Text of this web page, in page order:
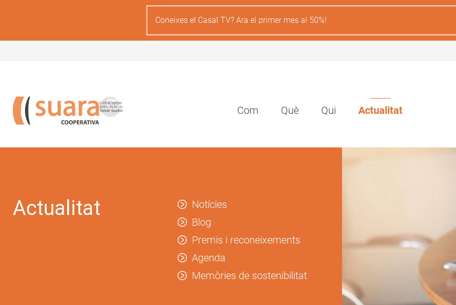
content
Coneixes el Casal TV? Ara el primer mes al 50%!
Navegación
principal
Com Què Qui Actualitat
Actualitat
Notícies
Blog
Premis i reconeixements
Agenda
Memòries de sostenibilitat